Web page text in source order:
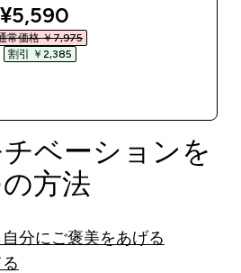
discounted price
¥5,590‎
常価格 ￥7,975‎
割引 ￥2,385‎
ベーションを
の方法
分にご褒美をあげる